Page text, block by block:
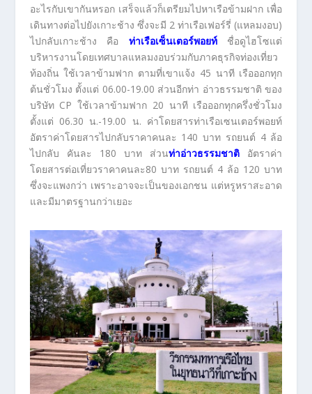
อะไรกับเขากันหรอก เสร็จแล้วก็เตรียมไปหาเรือข้ามฝาก เพื่อ
เดินทางต่อไปยังเกาะช้าง ซึ่งจะมี 2 ท่าเรือเฟอร์รี่ (แหลมงอบ)
ไปกลับเกาะช้าง คือ ท่าเรือเซ็นเตอร์พอยท์ชื่อดูไฮโซแต่
บริหารงานโดยเทศบาลแหลมงอบร่วมกับภาคธุรกิจท่องเที่ยว
ท้องถิ่น ใช้เวลาข้ามฟาก ตามที่เขาแจ้ง 45 นาที เรือออกทุก
ต้นชั่วโมง ตั้งแต่ 06.00-19.00 ส่วนอีกท่า อ่าวธรรมชาติ ของ
บริษัท CP ใช้เวลาข้ามฟาก 20 นาที เรือออกทุกครึ่งชั่วโมง
ตั้งแต่ 06.30 น.-19.00 น. ค่าโดยสารท่าเรือเซนเตอร์พอยท์
อัตราค่าโดยสารไปกลับราคาคนละ 140 บาท รถยนต์ 4 ล้อ
ไปกลับ คันละ 180 บาท ส่วนท่าอ่าวธรรมชาติ อัตราค่า
โดยสารต่อเที่ยวราคาคนละ80 บาท รถยนต์ 4 ล้อ 120 บาท
ซึ่งจะแพงกว่า เพราะอาจจะเป็นของเอกชน แต่หรูหราสะอาด
และมีมาตรฐานกว่าเยอะ